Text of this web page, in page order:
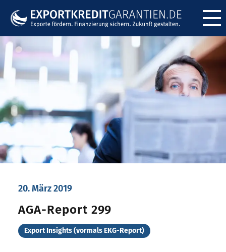
20. März 2019
AGA-Report 299
Export Insights (vormals EKG-Report)